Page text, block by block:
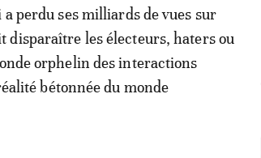
perdu ses milliards de vues sur
disparaître les électeurs, haters ou
orphelin des interactions
bétonnée du monde